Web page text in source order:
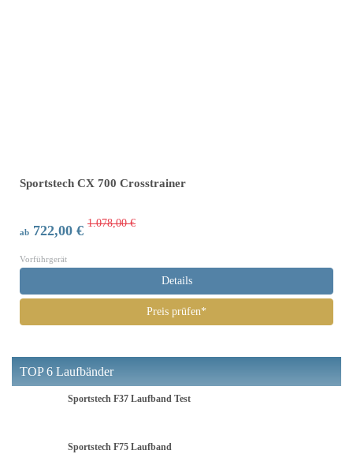
Sportstech CX 700 Crosstrainer
ab 722,00 € 1.078,00 €
Vorführgerät
Details
Preis prüfen*
TOP 6 Laufbänder
Sportstech F37 Laufband Test
Sportstech F75 Laufband